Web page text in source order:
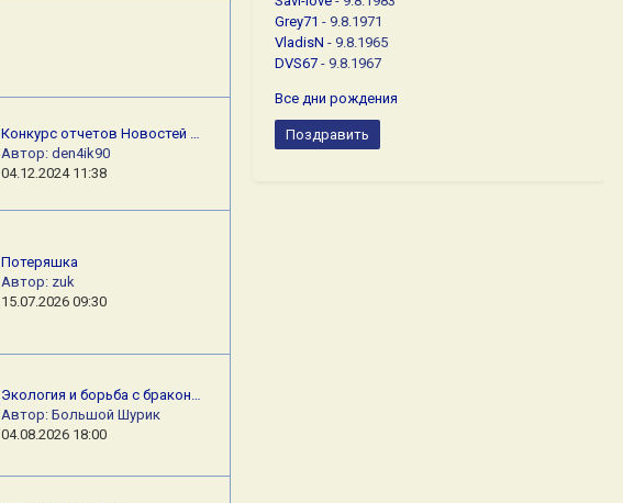
Конкурс отчетов Новостей …
Автор: den4ik90
04.12.2024 11:38
Потеряшка
Автор: zuk
15.07.2026 09:30
Экология и борьба с бракон…
Автор: Большой Шурик
04.08.2026 18:00
Grey71 - 9.8.1971
VladisN - 9.8.1965
DVS67 - 9.8.1967
Все дни рождения
Поздравить